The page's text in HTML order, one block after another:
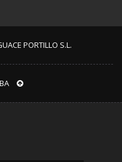
PORTILLO S.L.